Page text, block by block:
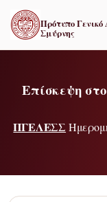
Πρότυπο Γενικό
Σμύρνης
Επίσκεψη
ΠΓΕΛΕΣΣ